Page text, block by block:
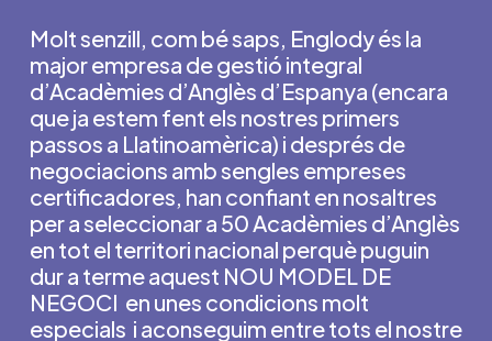
Molt senzill, com bé saps, Englody és la
major empresa de gestió integral
d’Acadèmies d’Anglès d’Espanya (encara
que ja estem fent els nostres primers
passos a Llatinoamèrica) i després de
negociacions amb sengles empreses
certificadores, han confiant en nosaltres
per a seleccionar a 50 Acadèmies d’Anglès
en tot el territori nacional perquè puguin
dur a terme aquest NOU MODEL DE
NEGOCI en unes condicions molt
especials i aconseguim entre tots el nostre